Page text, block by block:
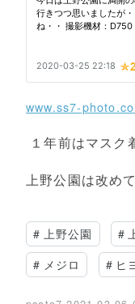
www.ss7-
１年前はマスク
上野公園は改め
# 上野公園 #
# メジロ # ヒ